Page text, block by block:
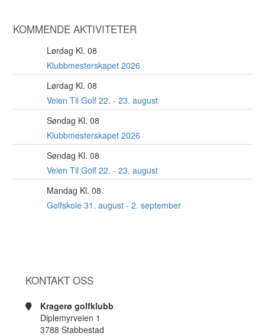
KOMMENDE AKTIVITETER
Lørdag Kl. 08
Klubbmesterskapet 2026
Lørdag Kl. 08
Veien Til Golf 22. - 23. august
Søndag Kl. 08
Klubbmesterskapet 2026
Søndag Kl. 08
Veien Til Golf 22. - 23. august
Mandag Kl. 08
Golfskole 31. august - 2. september
KONTAKT OSS
Kragerø golfklubb
Diplemyrveien 1
3788 Stabbestad